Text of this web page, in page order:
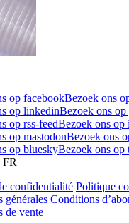
op facebookBezoek ons
op linkedinBezoek ons
op rss-feedBezoek ons op
op mastodonBezoek ons
op blueskyBezoek ons op
confidentialité Politique
générales Conditions
de vente